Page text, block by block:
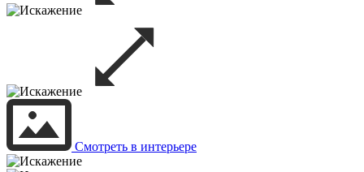
Смотреть в интерьере